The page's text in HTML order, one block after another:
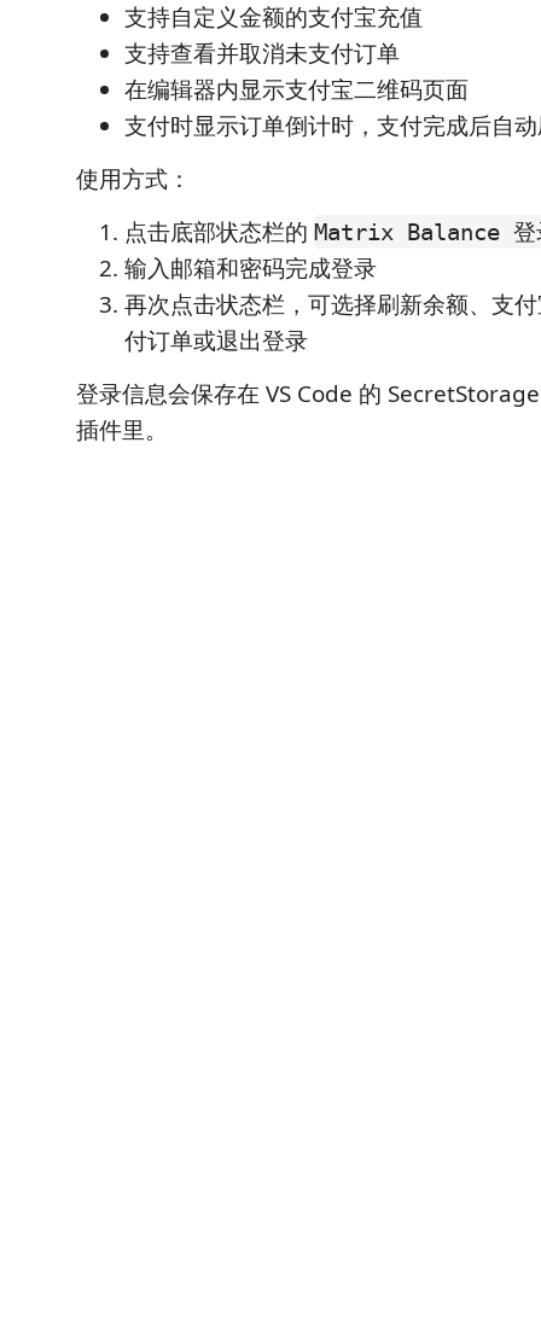
支持自定义金额的支付宝充值
支持查看并取消未支付订单
在编辑器内显示支付宝二维码页面
支付时显示订单倒计时，支付完成后自
使用方式：
点击底部状态栏的 Matrix Balance 登
输入邮箱和密码完成登录
再次点击状态栏，可选择刷新余额、支
付订单或退出登录
登录信息会保存在 VS Code 的
插件里。